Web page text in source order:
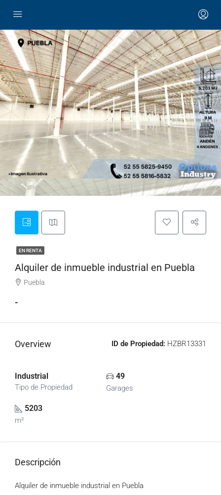
EN RENTA
Alquiler de inmueble industrial en Puebla
Puebla
-
Overview ID de Propiedad: HZBR13331
Industrial
Tipo de Propiedad
49
Garages
5203
m²
Descripción
Alquiler de inmueble industrial en Puebla